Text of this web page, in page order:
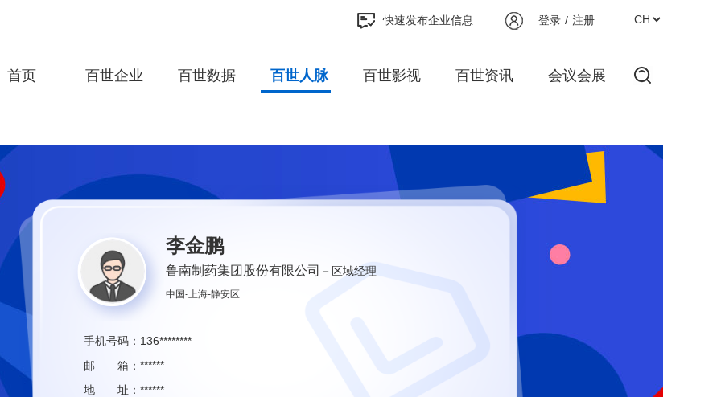
登录 / 注册
快速发布企业信息
首页 百世企业 百世数据 百世人脉 百世影视 百世资讯 会议会展
李金鹏
鲁南制药集团股份有限公司 －区域经理
中国-上海-静安区
手机号码： 136********
邮 箱： ******
地 址： ******